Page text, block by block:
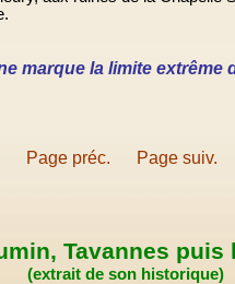
marque la limite extrême
Page préc. Page suiv.
Tavannes
(extrait de son historique)